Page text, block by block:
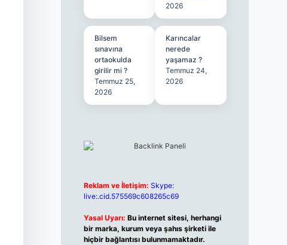
2026
Bilsem
sınavına
ortaokulda
girilir mi ?
Temmuz 25,
2026
Karıncalar
nerede
yaşamaz ?
Temmuz 24,
2026
Reklam ve İletişim: Skype:
live:.cid.575569c608265c69
Yasal Uyarı: Bu internet sitesi, herhangi
bir marka, kurum veya şahıs şirketi ile
hiçbir bağlantısı bulunmamaktadır.